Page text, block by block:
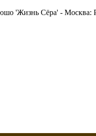
'Жизнь Сёра' - Москва: